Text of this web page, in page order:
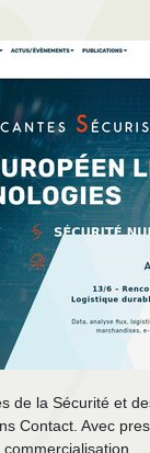
de la Sécurité et
Contact. Avec